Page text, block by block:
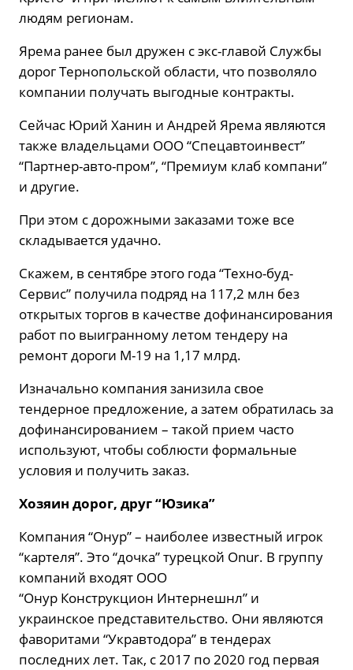
людям регионам.
Ярема ранее был дружен с экс-главой Службы
дорог Тернопольской области, что позволяло
компании получать выгодные контракты.
Сейчас Юрий Ханин и Андрей Ярема являются
также владельцами ООО “Спецавтоинвест”
“Партнер-авто-пром”, “Премиум клаб компани”
и другие.
При этом с дорожными заказами тоже все
складывается удачно.
Скажем, в сентябре этого года “Техно-буд-
Сервис” получила подряд на 117,2 млн без
открытых торгов в качестве дофинансирования
работ по выигранному летом тендеру на
ремонт дороги М-19 на 1,17 млрд.
Изначально компания занизила свое
тендерное предложение, а затем обратилась за
дофинансированием – такой прием часто
используют, чтобы соблюсти формальные
условия и получить заказ.
Хозяин дорог, друг “Юзика”
Компания “Онур” – наиболее известный игрок
“картеля”. Это “дочка” турецкой Onur. В группу
компаний входят ООО
“Онур Конструкцион Интернешнл” и
украинское представительство. Они являются
фаворитами “Укравтодора” в тендерах
последних лет. Так, с 2017 по 2020 год первая